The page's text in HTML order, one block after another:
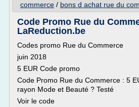
commerce / bons d achat rue du
Code Promo Rue du
LaReduction.be
Codes promo Rue du Commerce
juin 2018
5 EUR Code promo
Code Promo Rue du Commerce : 5
rayon Mode et Beauté ? Testé
Voir le code